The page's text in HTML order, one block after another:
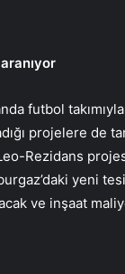
futbol
projelere de
Rezidans
yeni
ve inşaat